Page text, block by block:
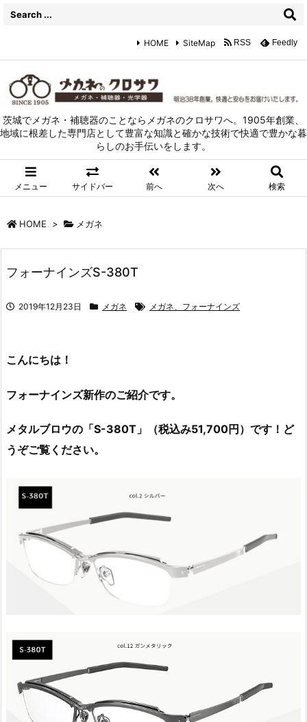
茨城でメガネ・補聴器のことならメガネのクロサワへ。1905年創業、
地域に根差した専門店として豊富な知識と確かな技術で快適で豊かな暮
らしのお手伝いをします。
メニュー サイドバー 前へ 次へ 検索
HOME SiteMap RSS Feedly
HOME > メガネ
フォーナインズS-380T
2019年12月23日 メガネ メガネ、フォーナインズ
こんにちは！
フォーナインズ新作のご紹介です。
メタルブロウの「S-380T」（税込み51,700円）です！ど
うぞご覧ください。